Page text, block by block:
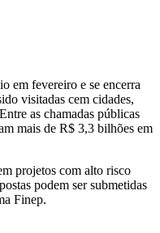
em fevereiro e se encerra
visitadas cem cidades,
as chamadas públicas
mais de R$ 3,3 bilhões em
projetos com alto risco
podem ser submetidas
Finep.